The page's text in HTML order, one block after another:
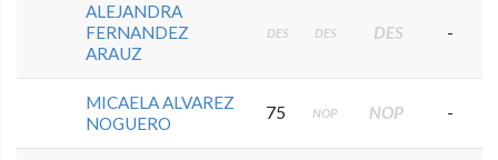
ALEJANDRA
FERNANDEZ
ARAUZ
DES DES DES -
MICAELA ALVAREZ
NOGUERO
75 NOP NOP -